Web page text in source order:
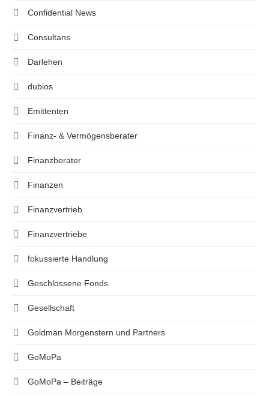
Confidential News
Consultans
Darlehen
dubios
Emittenten
Finanz- & Vermögensberater
Finanzberater
Finanzen
Finanzvertrieb
Finanzvertriebe
fokussierte Handlung
Geschlossene Fonds
Gesellschaft
Goldman Morgenstern und Partners
GoMoPa
GoMoPa – Beiträge